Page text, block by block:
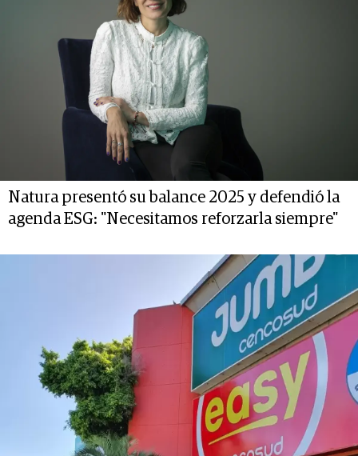
Natura presentó su balance 2025 y defendió la
agenda ESG: "Necesitamos reforzarla siempre"